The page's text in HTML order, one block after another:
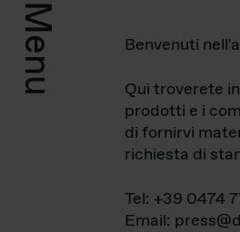
Menu Benvenuti
Qui troverete
prodotti e i
di fornirvi
richiesta di
Tel: +39 0474
Email: